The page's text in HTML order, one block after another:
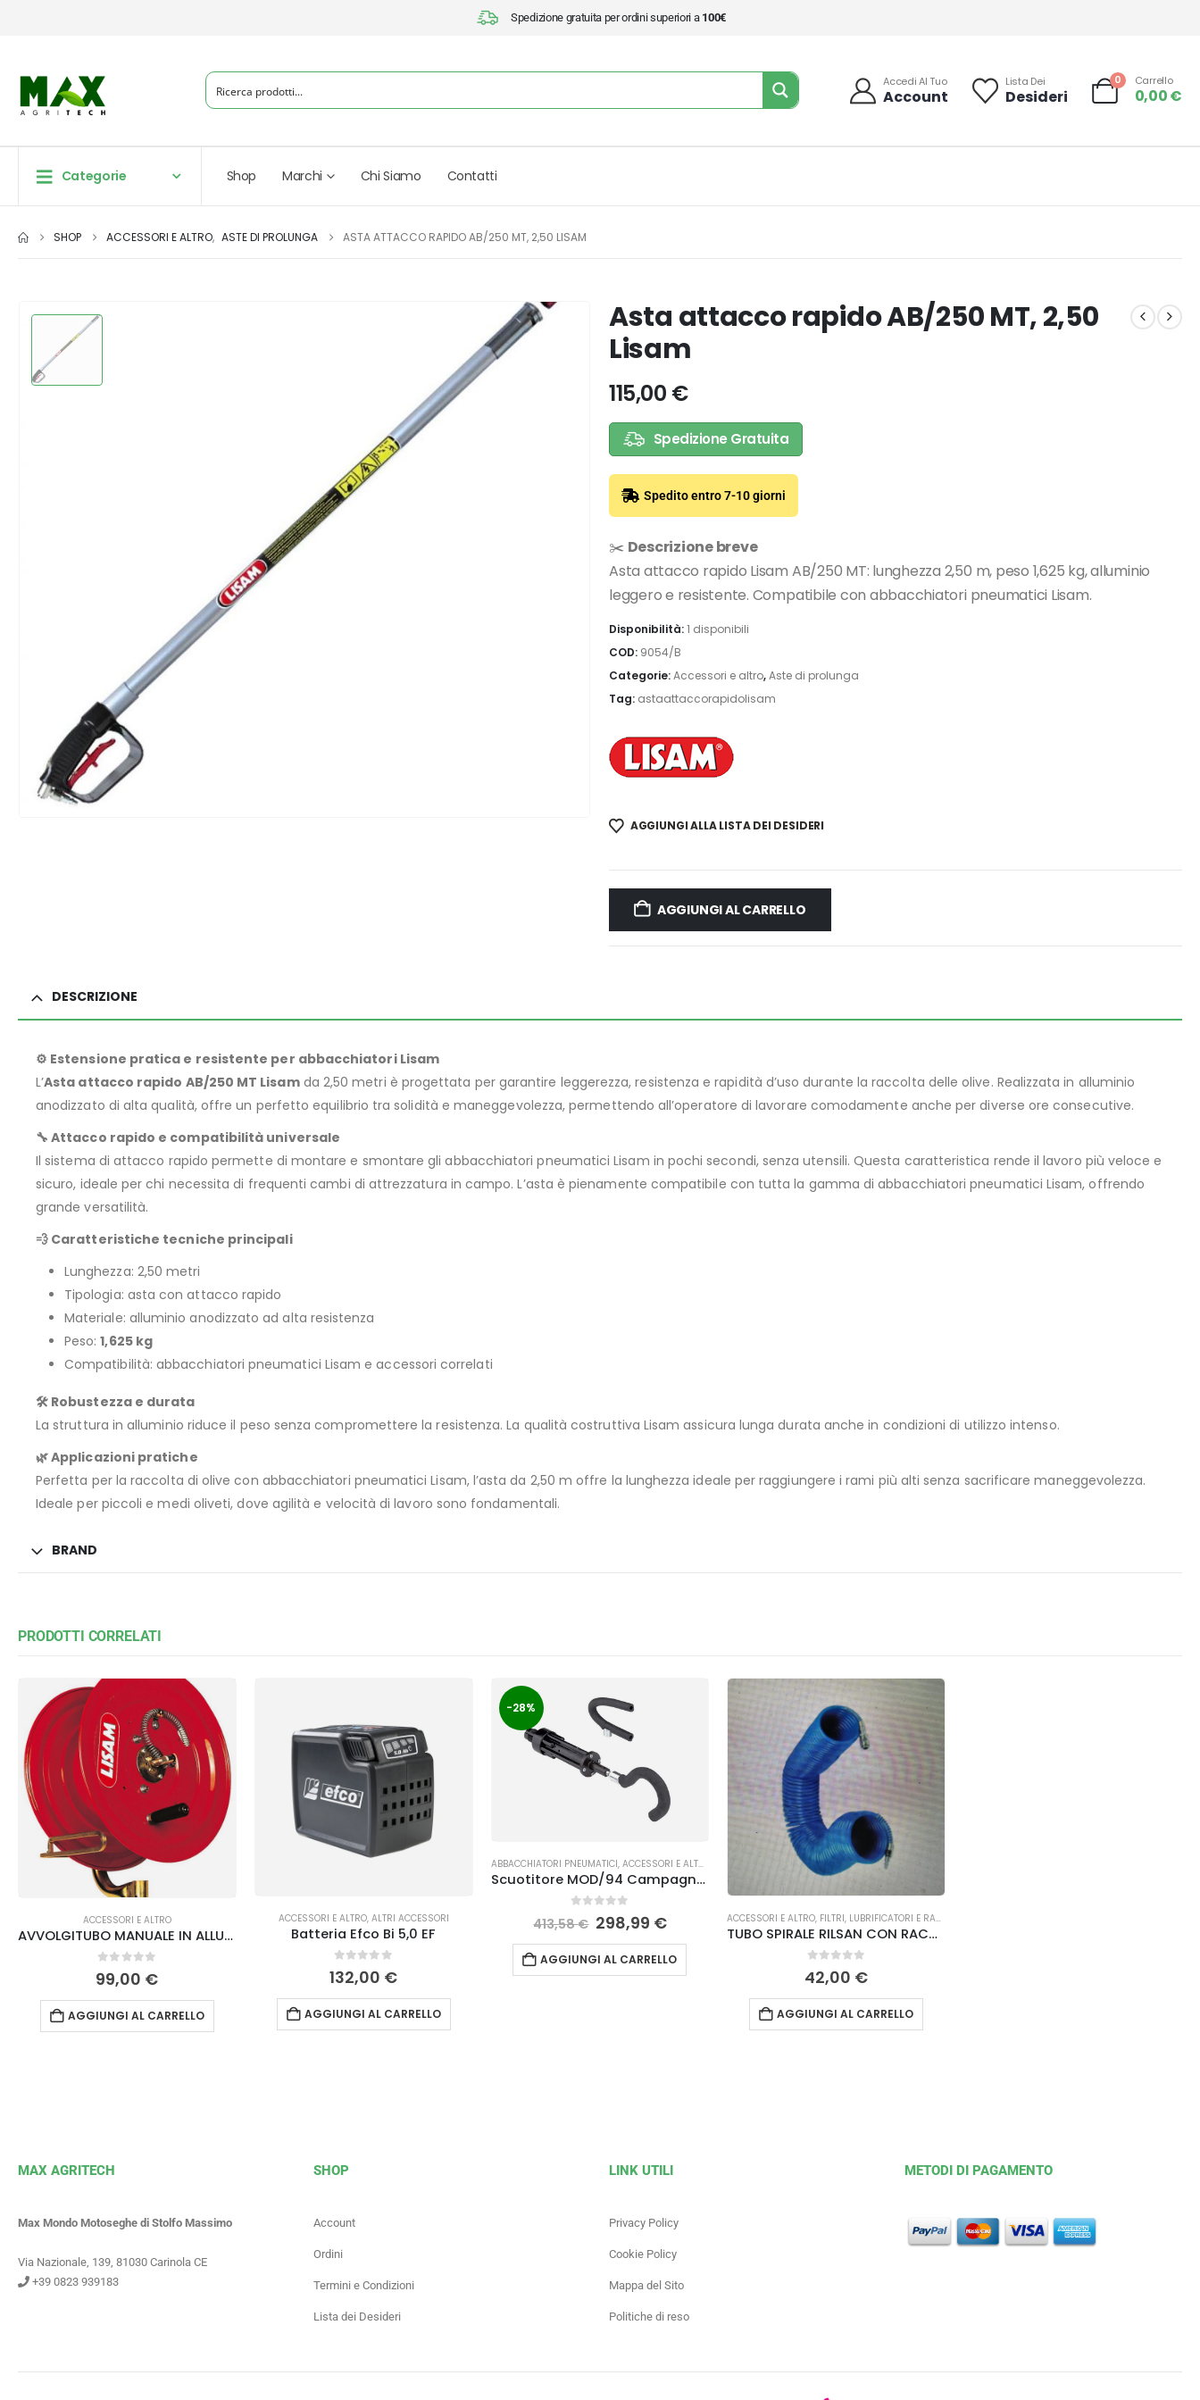
Spedizione gratuita per ordini superiori a 100€
Accedi Al Tuo
Account
Lista Dei
Desideri
0 Carrello
0,00€
Categorie Shop Marchi Chi Siamo Contatti
SHOP ACCESSORI E ALTRO, ASTE DI PROLUNGA ASTA ATTACCO RAPIDO AB/250 MT, 2,50 LISAM
Asta attacco rapido AB/250 MT, 2,50
Lisam
115,00 €
Spedizione Gratuita
Spedito entro 7-10 giorni
✂️ Descrizione breve
Asta attacco rapido Lisam AB/250 MT: lunghezza 2,50 m, peso 1,625 kg, alluminio
leggero e resistente. Compatibile con abbacchiatori pneumatici Lisam.
Disponibilità:1 disponibili
COD: 9054/B
Categorie:Accessori e altro,Aste di prolunga
Tag: astaattaccorapidolisam
AGGIUNGI ALLA LISTA DEI DESIDERI
AGGIUNGI AL CARRELLO
DESCRIZIONE
⚙️ Estensione pratica e resistente per abbacchiatori Lisam
L’Asta attacco rapido AB/250 MT Lisamda 2,50 metri è progettata per garantire leggerezza, resistenza e rapidità d’uso durante la raccolta delle olive. Realizzata in alluminio
anodizzato di alta qualità, offre un perfetto equilibrio tra solidità e maneggevolezza, permettendo all’operatore di lavorare comodamente anche per diverse ore consecutive.
🔧 Attacco rapido e compatibilità universale
Il sistema di attacco rapido permette di montare e smontare gli abbacchiatori pneumatici Lisam in pochi secondi, senza utensili. Questa caratteristica rende il lavoro più veloce e
sicuro, ideale per chi necessita di frequenti cambi di attrezzatura in campo. L’asta è pienamente compatibile con tutta la gamma di abbacchiatori pneumatici Lisam, offrendo
grande versatilità.
💨 Caratteristiche tecniche principali
Lunghezza: 2,50 metri
Tipologia: asta con attacco rapido
Materiale: alluminio anodizzato ad alta resistenza
Peso:1,625 kg
Compatibilità: abbacchiatori pneumatici Lisam e accessori correlati
🛠️ Robustezza e durata
La struttura in alluminio riduce il peso senza compromettere la resistenza. La qualità costruttiva Lisam assicura lunga durata anche in condizioni di utilizzo intenso.
🌿 Applicazioni pratiche
Perfetta per la raccolta di olive con abbacchiatori pneumatici Lisam, l’asta da 2,50 m offre la lunghezza ideale per raggiungere i rami più alti senza sacrificare maneggevolezza.
Ideale per piccoli e medi oliveti, dove agilità e velocità di lavoro sono fondamentali.
BRAND
PRODOTTI CORRELATI
ACCESSORI E ALTRO
AVVOLGITUBO MANUALE IN ALLUMINIO AV/1 Lisam
0 Su 5
99,00 €
AGGIUNGI AL CARRELLO
ACCESSORI E ALTRO, ALTRI ACCESSORI
Batteria Efco Bi 5,0 EF
0Su 5
132,00 €
AGGIUNGI AL CARRELLO
-28%
ABBACCHIATORI PNEUMATICI, ACCESSORI E ALTRO ACCESSORI RACCOLTA OLIVE
Scuotitore MOD/94 Campagnola
Su 5
413,58€ 298,99 €
AGGIUNGI AL CARRELLO
ACCESSORI E ALTRO, FILTRI, LUBRIFICATORI E RACCORDI
TUBO SPIRALE RILSAN CON RACCORDI A INNESTO MT, 20 Ø 6 x 8 Lisam
Su 5
42,00 €
AGGIUNGI AL CARRELLO
MAX AGRITECH
Max Mondo Motoseghe di Stolfo Massimo
Via Nazionale, 139, 81030 Carinola CE
+39 0823 939183
SHOP
Account
Ordini
Termini e Condizioni
Lista dei Desideri
LINK UTILI
Privacy Policy
Cookie Policy
Mappa del Sito
Politiche di reso
METODI DI PAGAMENTO